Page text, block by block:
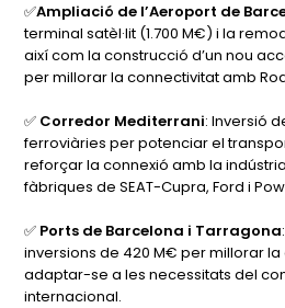
✅Ampliació de l’Aeroport de
terminal satèl·lit (1.700 M€) i la
així com la construcció d’un nou
per millorar la connectivitat amb
✅ Corredor Mediterrani: Inversió
ferroviàries per potenciar el
reforçar la connexió amb la
fàbriques de SEAT-Cupra, Ford i
✅ Ports de Barcelona i Tarragona
inversions de 420 M€ per millorar
adaptar-se a les necessitats del
internacional.